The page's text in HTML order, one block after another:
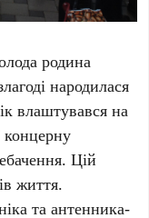
родина
народилася
влаштувався на
Цій
життя.
та антенника-